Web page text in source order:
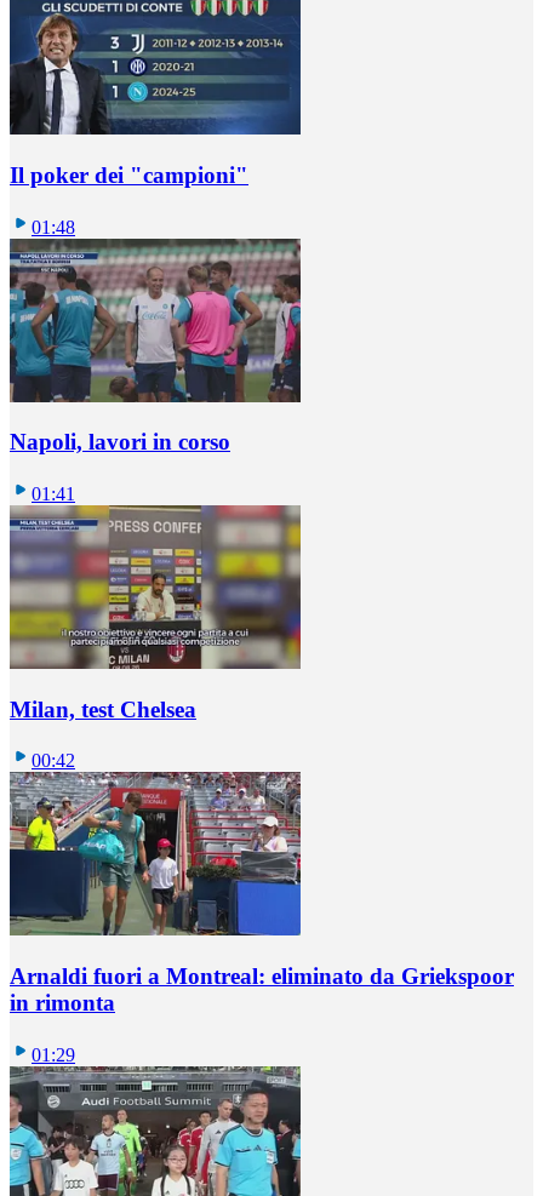
Il poker dei "campioni"
01:48
Napoli, lavori in corso
01:41
Milan, test Chelsea
00:42
Arnaldi fuori a Montreal: eliminato da Griekspoor
in rimonta
01:29